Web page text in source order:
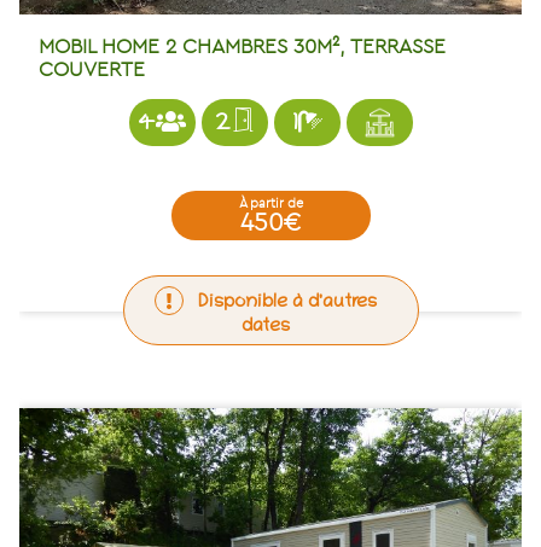
MOBIL HOME 2 CHAMBRES 30M², TERRASSE
COUVERTE
4 2 1
Disponible à d'autres
dates
à partir de
450€